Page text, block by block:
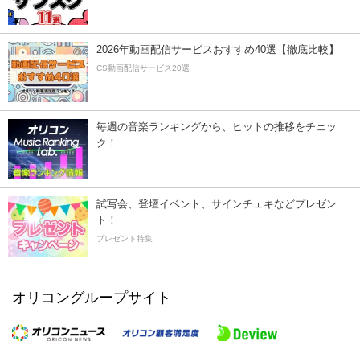
2026年動画配信サービスおすすめ40選【徹底比較】
CS動画配信サービス20選
毎週の音楽ランキングから、ヒットの推移をチェッ
ク！
試写会、登壇イベント、サインチェキなどプレゼン
ト！
プレゼント特集
オリコングループサイト